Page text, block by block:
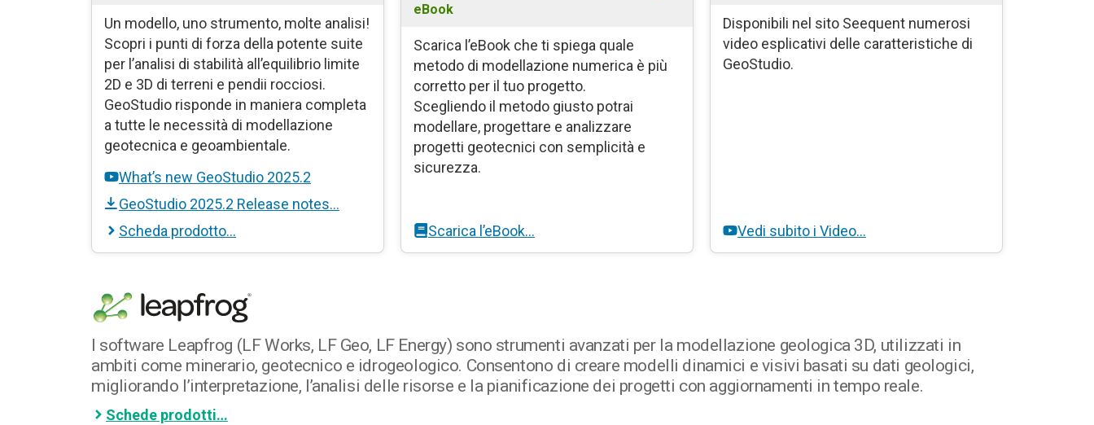
Un modello, uno strumento, molte analisi!
Scopri i punti di forza della potente suite
per l’analisi di stabilità all’equilibrio limite
2D e 3D di terreni e pendii rocciosi.
GeoStudio risponde in maniera completa
a tutte le necessità di modellazione
geotecnica e geoambientale.
What’s new GeoStudio 2025.2
GeoStudio 2025.2 Release notes…
Scheda prodotto…
eBook
Scarica l’eBook che ti spiega quale
metodo di modellazione numerica è più
corretto per il tuo progetto.
Scegliendo il metodo giusto potrai
modellare, progettare e analizzare
progetti geotecnici con semplicità e
sicurezza.
Scarica l’eBook…
Disponibili nel sito Seequent numerosi
video esplicativi delle caratteristiche di
GeoStudio.
Vedi subito i Video…
I software Leapfrog (LF Works, LF Geo, LF Energy) sono strumenti avanzati per la modellazione geologica 3D, utilizzati in
ambiti come minerario, geotecnico e idrogeologico. Consentono di creare modelli dinamici e visivi basati su dati geologici,
migliorando l’interpretazione, l’analisi delle risorse e la pianificazione dei progetti con aggiornamenti in tempo reale.
Schede prodotti…